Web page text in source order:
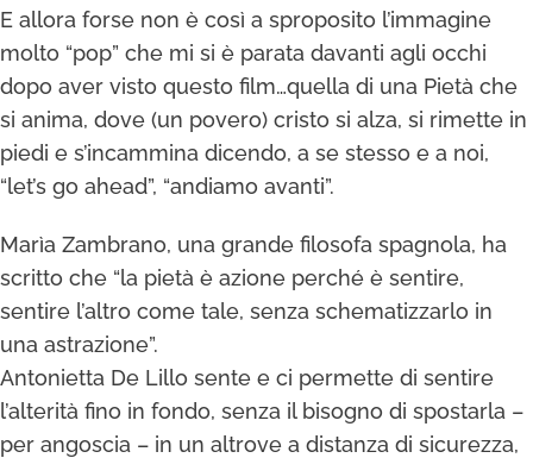
E allora forse non è così a sproposito l’immagine
molto “pop” che mi si è parata davanti agli occhi
dopo aver visto questo film…quella di una Pietà che
si anima, dove (un povero) cristo si alza, si rimette in
piedi e s’incammina dicendo, a se stesso e a noi,
“let’s go ahead”, “andiamo avanti”.
Marìa Zambrano, una grande filosofa spagnola, ha
scritto che “la pietà è azione perché è sentire,
sentire l’altro come tale, senza schematizzarlo in
una astrazione”.
Antonietta De Lillo sente e ci permette di sentire
l’alterità fino in fondo, senza il bisogno di spostarla –
per angoscia – in un altrove a distanza di sicurezza,